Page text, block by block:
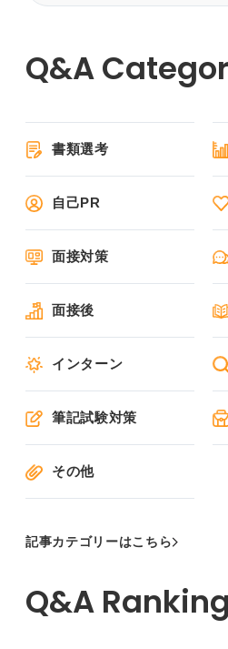
書類選考
自己PR
面接対策
面接後
インターン
筆記試験対策
その他
記事カテゴリーはこちら